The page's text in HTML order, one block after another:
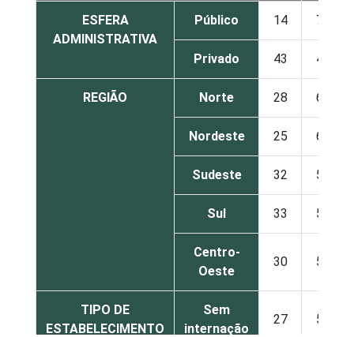
ESFERA
ADMINISTRATIVA
Público 14 70
Privado 43 47
REGIÃO Norte 28 64
Nordeste 25 64
Sudeste 32 54
Sul 33 54
Centro-
Oeste
30 57
TIPO DE
ESTABELECIMENTO
Sem
internação
27 59